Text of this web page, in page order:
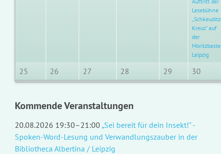
Lesebühne
Kreuz” auf
der
Leipzig
25 26 27 28 29 30
Kommende Veranstaltungen
20.08.2026 19:30–21:00 „Sei bereit für dein Insekt!" -
Spoken-Word-Lesung und Verwandlungszauber in der
Bibliotheca Albertina / Leipzig